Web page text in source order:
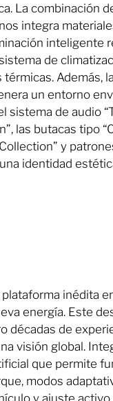
La combinación
integra
inteligente
de
Además,
un entorno
sistema de audio
las butacas tipo
y
identidad
inédita
energía. Este
décadas de
visión global.
que permite
modos
y ajuste activo